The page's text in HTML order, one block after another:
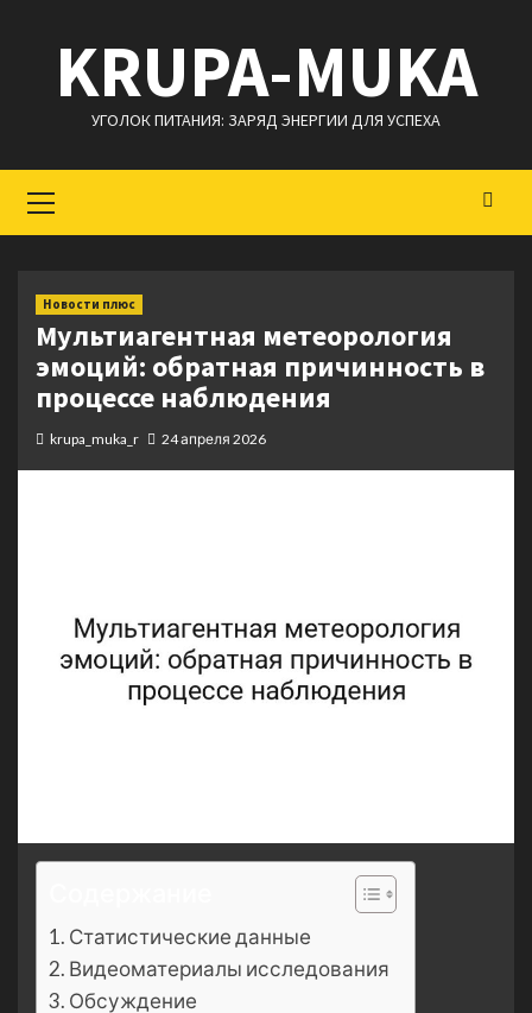
содержимому
KRUPA-MUKA
УГОЛОК ПИТАНИЯ: ЗАРЯД ЭНЕРГИИ ДЛЯ УСПЕХА
меню
Новости плюс
Мультиагентная метеорология
эмоций: обратная причинность в
процессе наблюдения
krupa_muka_r 24 апреля 2026
Статистические данные
Видеоматериалы исследования
Обсуждение